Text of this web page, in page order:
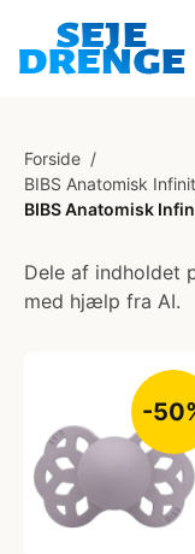
Forside /
BIBS Anatomisk
BIBS Anatomisk
Dele af indholdet
med hjælp fra AI.
-